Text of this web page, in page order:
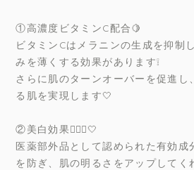
①高濃度ビタミンC配合🍋
ビタミンCはメラニンの生成を抑制
みを薄くする効果があります❕
さらに肌のターンオーバーを促進し
る肌を実現します🤍
②美白効果🧏🏻‍♀️🤍
医薬部外品として認められた有効成
を防ぎ、肌の明るさをアップしてく